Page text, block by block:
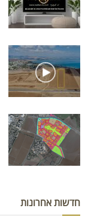
חדשות אחרונות